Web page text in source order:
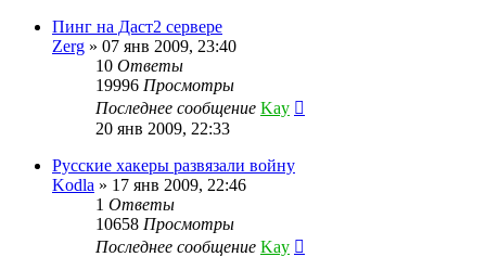
Пинг на Даст2 сервере
Zerg » 07 янв 2009, 23:40
10 Ответы
19996 Просмотры
Последнее сообщение Kay
20 янв 2009, 22:33
Русские хакеры развязали войну
Kodla » 17 янв 2009, 22:46
1 Ответы
10658 Просмотры
Последнее сообщение Kay